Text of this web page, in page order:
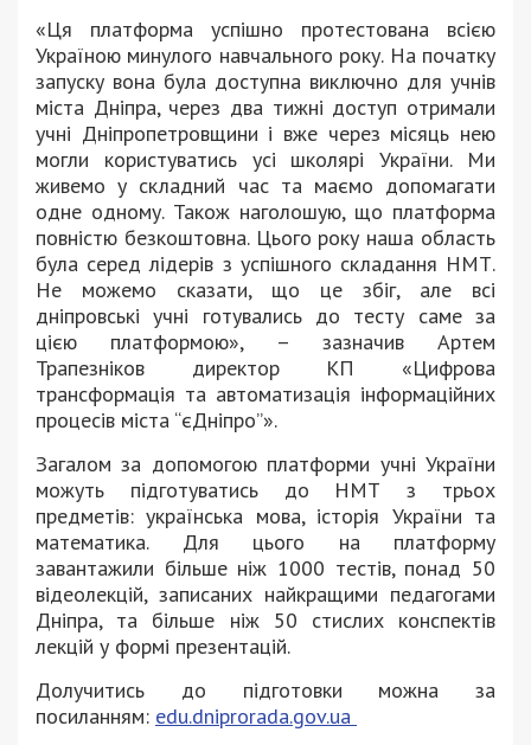
«Ця платформа успішно протестована всією
Україною минулого навчального року. На початку
запуску вона була доступна виключно для учнів
міста Дніпра, через два тижні доступ отримали
учні Дніпропетровщини і вже через місяць нею
могли користуватись усі школярі України. Ми
живемо у складний час та маємо допомагати
одне одному. Також наголошую, що платформа
повністю безкоштовна. Цього року наша область
була серед лідерів з успішного складання НМТ.
Не можемо сказати, що це збіг, але всі
дніпровські учні готувались до тесту саме за
цією платформою», – зазначив Артем
Трапезніков директор КП «Цифрова
трансформація та автоматизація інформаційних
процесів міста “єДніпро”».
Загалом за допомогою платформи учні України
можуть підготуватись до НМТ з трьох
предметів: українська мова, історія України та
математика. Для цього на платформу
завантажили більше ніж 1000 тестів, понад 50
відеолекцій, записаних найкращими педагогами
Дніпра, та більше ніж 50 стислих конспектів
лекцій у формі презентацій.
Долучитись до підготовки можна за
посиланням: edu.dniprorada.gov.ua